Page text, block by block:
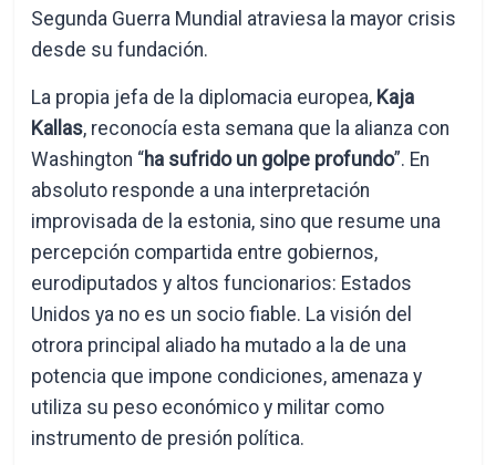
Segunda Guerra Mundial atraviesa la mayor crisis
desde su fundación.
La propia jefa de la diplomacia europea, Kaja
Kallas, reconocía esta semana que la alianza con
Washington “ha sufrido un golpe profundo”. En
absoluto responde a una interpretación
improvisada de la estonia, sino que resume una
percepción compartida entre gobiernos,
eurodiputados y altos funcionarios: Estados
Unidos ya no es un socio fiable. La visión del
otrora principal aliado ha mutado a la de una
potencia que impone condiciones, amenaza y
utiliza su peso económico y militar como
instrumento de presión política.